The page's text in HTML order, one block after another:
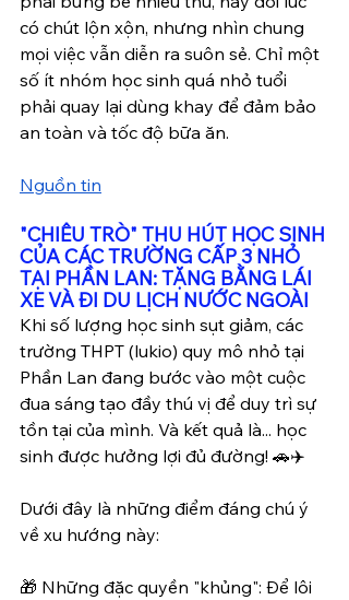
có chút lộn xộn, nhưng nhìn chung
mọi việc vẫn diễn ra suôn sẻ. Chỉ một
số ít nhóm học sinh quá nhỏ tuổi
phải quay lại dùng khay để đảm bảo
an toàn và tốc độ bữa ăn.
Nguồn tin
"CHIÊU TRÒ" THU HÚT HỌC SINH
CỦA CÁC TRƯỜNG CẤP 3 NHỎ
TẠI PHẦN LAN: TẶNG BẰNG LÁI
XE VÀ ĐI DU LỊCH NƯỚC NGOÀI
Khi số lượng học sinh sụt giảm, các
trường THPT (lukio) quy mô nhỏ tại
Phần Lan đang bước vào một cuộc
đua sáng tạo đầy thú vị để duy trì sự
tồn tại của mình. Và kết quả là... học
sinh được hưởng lợi đủ đường! 🚗✈️
Dưới đây là những điểm đáng chú ý
về xu hướng này:
🎁 Những đặc quyền "khủng": Để lôi